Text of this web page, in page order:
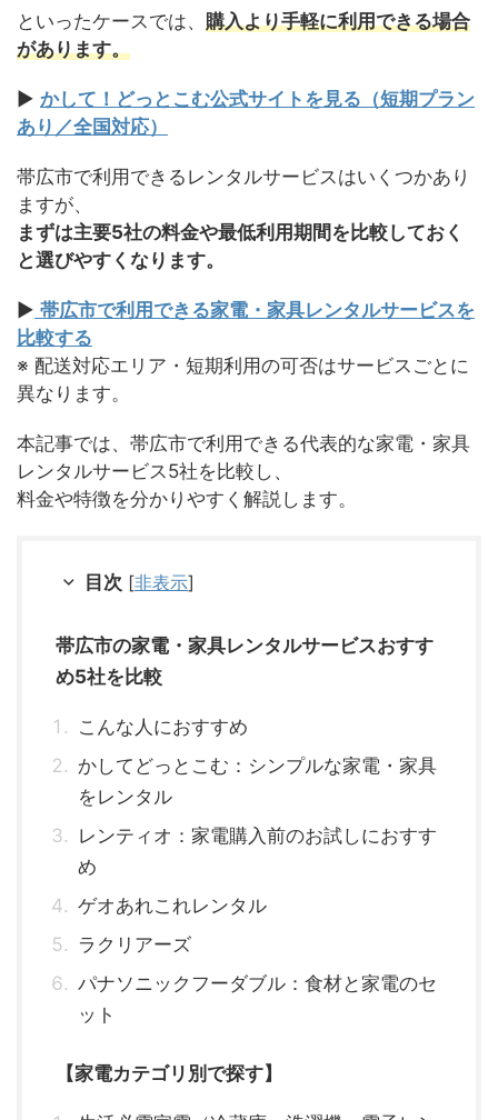
といったケースでは、 購入より手軽に利用できる場合
があります。
▶ かして！どっとこむ公式サイトを見る（短期プラン
あり／全国対応）
帯広市で利用できるレンタルサービスはいくつかあり
ますが、
まずは主要5社の料金や最低利用期間を比較しておく
と選びやすくなります。
▶ 帯広市で利用できる家電・家具レンタルサービスを
比較する
※ 配送対応エリア・短期利用の可否はサービスごとに
異なります。
本記事では、帯広市で利用できる代表的な家電・家具
レンタルサービス5社を比較し、
料金や特徴を分かりやすく解説します。
目次 [非表示]
帯広市の家電・家具レンタルサービスおすす
め5社を比較
こんな人におすすめ
かしてどっとこむ：シンプルな家電・家具
をレンタル
レンティオ：家電購入前のお試しにおすす
め
ゲオあれこれレンタル
ラクリアーズ
パナソニックフーダブル：食材と家電のセ
ット
【家電カテゴリ別で探す】